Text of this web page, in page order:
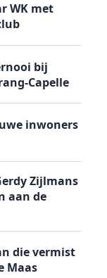
WK met
bij
Capelle
inwoners
Zijlmans
aan de
die vermist
Maas